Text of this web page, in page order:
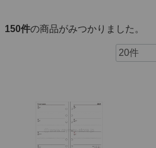
150件の商品がみつかりました。